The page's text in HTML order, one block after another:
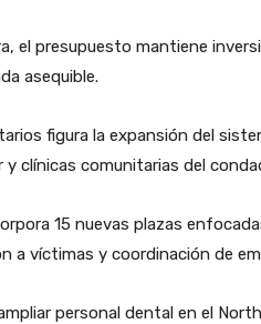
el presupuesto mantiene
asequible.
figura la expansión del
y clínicas comunitarias del
15 nuevas plazas
a víctimas y coordinación de
personal dental en el